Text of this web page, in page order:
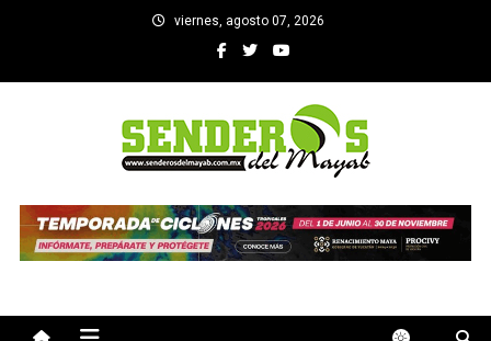
viernes, agosto 07, 2026
SENDEROS DEL MAYAB